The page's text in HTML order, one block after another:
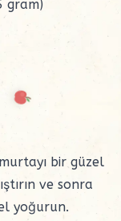
gram)
bir güzel
ve sonra
yoğurun.